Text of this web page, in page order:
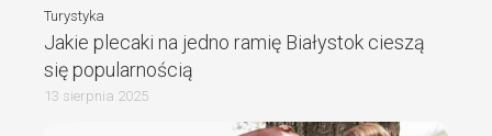
Turystyka
Jakie plecaki na jedno ramię Białystok cieszą
się popularnością
13 sierpnia 2025